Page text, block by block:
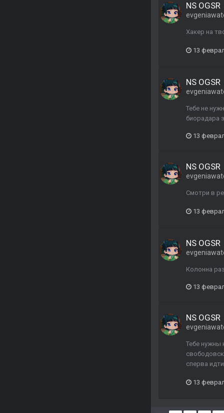
NS OGSR
Хакер на
13
NS OGSR
Тебе не
биорадара
13
NS OGSR
Смотри в
13
NS OGSR
Колонна
13
NS OGSR
Тебе нужны
сперва
13